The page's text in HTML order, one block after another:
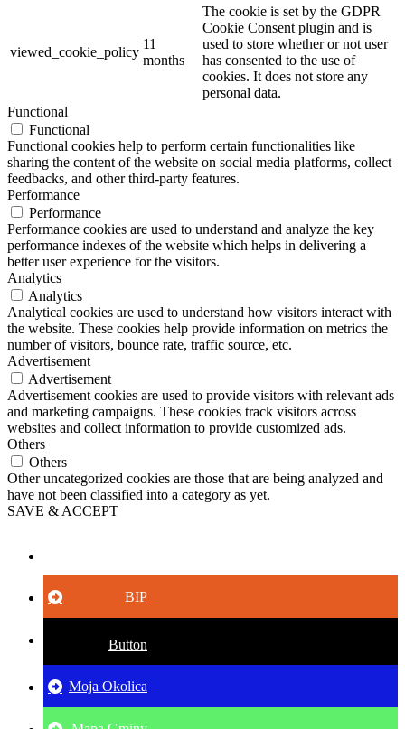
viewed_cookie_policy
11
months
The cookie is set by the GDPR
Cookie Consent plugin and is
used to store whether or not user
has consented to the use of
cookies. It does not store any
personal data.
Functional
Functional
Functional cookies help to perform certain functionalities like
sharing the content of the website on social media platforms, collect
feedbacks, and other third-party features.
Performance
Performance
Performance cookies are used to understand and analyze the key
performance indexes of the website which helps in delivering a
better user experience for the visitors.
Analytics
Analytics
Analytical cookies are used to understand how visitors interact with
the website. These cookies help provide information on metrics the
number of visitors, bounce rate, traffic source, etc.
Advertisement
Advertisement
Advertisement cookies are used to provide visitors with relevant ads
and marketing campaigns. These cookies track visitors across
websites and collect information to provide customized ads.
Others
Others
Other uncategorized cookies are those that are being analyzed and
have not been classified into a category as yet.
SAVE & ACCEPT
BIP
Button
Moja Okolica